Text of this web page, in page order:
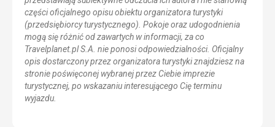
części oficjalnego opisu obiektu organizatora turystyki
(przedsiębiorcy turystycznego). Pokoje oraz udogodnienia
mogą się różnić od zawartych w informacji, za co
Travelplanet.pl S.A. nie ponosi odpowiedzialności. Oficjalny
opis dostarczony przez organizatora turystyki znajdziesz na
stronie poświęconej wybranej przez Ciebie imprezie
turystycznej, po wskazaniu interesującego Cię terminu
wyjazdu.